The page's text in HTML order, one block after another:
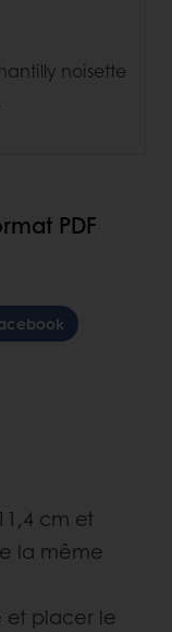
noisette
PDF
cm et
la même
et placer le